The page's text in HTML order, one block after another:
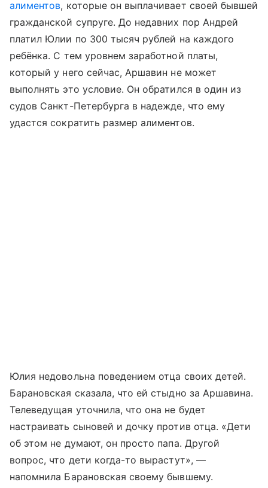
алиментов, которые он выплачивает своей бывшей
гражданской супруге. До недавних пор Андрей
платил Юлии по 300 тысяч рублей на каждого
ребёнка. С тем уровнем заработной платы,
который у него сейчас, Аршавин не может
выполнять это условие. Он обратился в один из
судов Санкт-Петербурга в надежде, что ему
удастся сократить размер алиментов.
Юлия недовольна поведением отца своих детей.
Барановская сказала, что ей стыдно за Аршавина.
Телеведущая уточнила, что она не будет
настраивать сыновей и дочку против отца. «Дети
об этом не думают, он просто папа. Другой
вопрос, что дети когда-то вырастут», —
напомнила Барановская своему бывшему.